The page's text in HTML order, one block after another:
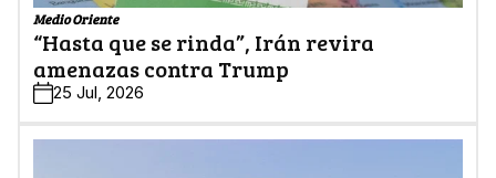
Medio Oriente
“Hasta que se rinda”, Irán revira
amenazas contra Trump
25 Jul, 2026